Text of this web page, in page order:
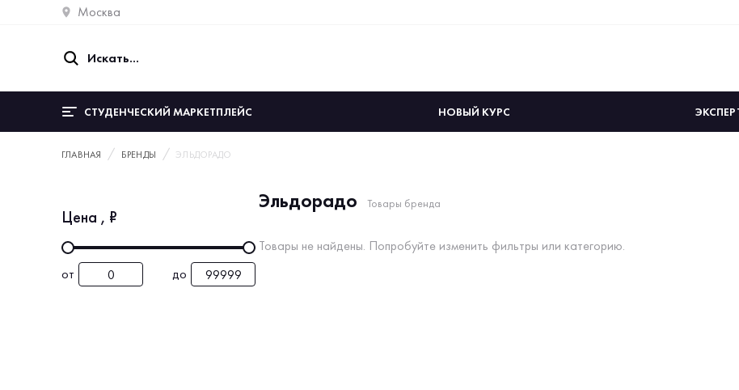
Москва
СТУДЕНЧЕСКИЙ МАРКЕТПЛЕЙС НОВЫЙ КУРС
ГЛАВНАЯ БРЕНДЫ ЭЛЬДОРАДО
Цена , ₽
от до
Эльдорадо Товары бренда
Товары не найдены. Попробуйте изменить фильтры или категорию.